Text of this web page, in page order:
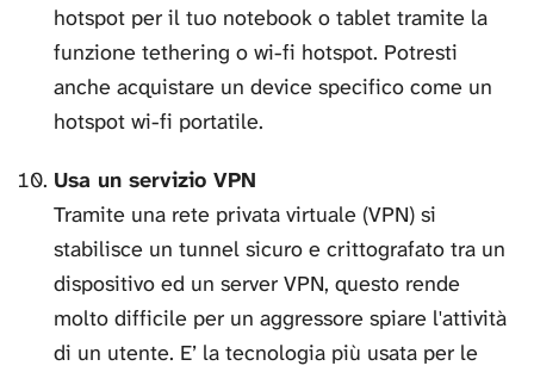
hotspot per il tuo notebook o tablet tramite la
funzione tethering o wi-fi hotspot. Potresti
anche acquistare un device specifico come un
hotspot wi-fi portatile.
Usa un servizio VPN
Tramite una rete privata virtuale (VPN) si
stabilisce un tunnel sicuro e crittografato tra un
dispositivo ed un server VPN, questo rende
molto difficile per un aggressore spiare l'attività
di un utente. E’ la tecnologia più usata per le